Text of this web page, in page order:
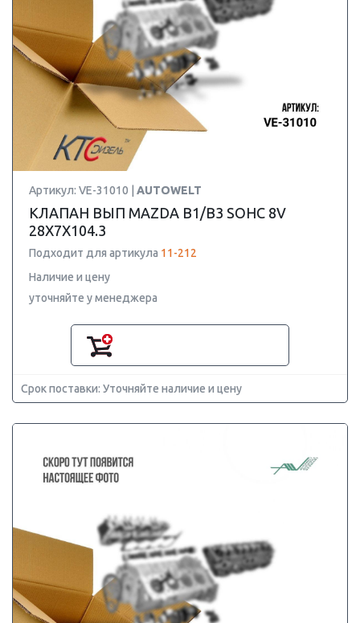
Артикул: VE-31010 | AUTOWELT
КЛАПАН ВЫП MAZDA B1/B3 SOHC 8V
28X7X104.3
Подходит для артикула 11-212
Наличие и цену
уточняйте у менеджера
Срок поставки: Уточняйте наличие и цену